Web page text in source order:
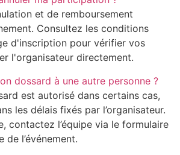
et de remboursement
Consultez les conditions
d'inscription pour vérifier vos
l'organisateur directement.
dossard à une autre personne ?
est autorisé dans certains cas,
les délais fixés par l’organisateur.
contactez l’équipe via le formulaire
l’événement.